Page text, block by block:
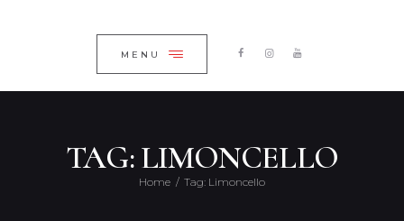
MENU
TAG: LIMONCELLO
Home Tag: Limoncello
КАТАЛОГ
ПРО КОМПАНІЮ
КОНТАКТИ